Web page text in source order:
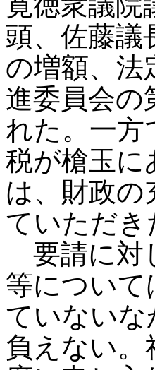
頭、佐藤議
の増額、法
進委員会の
れた。一方
税が槍玉に
は、財政の
ていただき
要請に対
等について
ていないな
負えない。